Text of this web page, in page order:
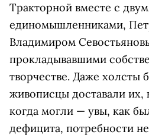
Тракторной вместе с
единомышленниками,
Владимиром
прокладывавшими
творчестве. Даже холсты
живописцы доставали их,
когда могли — увы, как
дефицита, потребности